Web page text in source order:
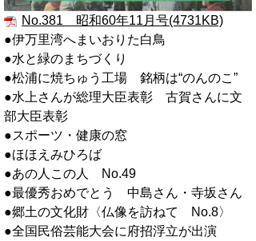
No.381 昭和60年11月号(4731KB)
●伊万里湾へまいおりた白鳥
●水と緑のまちづくり
●松浦に焼ちゅう工場 銘柄は“のんのこ”
●水上さんが総理大臣表彰 古賀さんに文
部大臣表彰
●スポーツ・健康の窓
●ほほえみひろば
●あの人この人 No.49
●最優秀おめでとう 中島さん・寺坂さん
●郷土の文化財〈仏像を訪ねて No.8〉
●全国民俗芸能大会に府招浮立が出演